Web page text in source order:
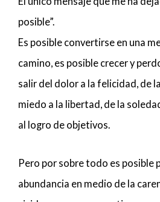
posible”.
Es posible convertirse en una
camino, es posible crecer y
salir del dolor a la felicidad, de
miedo a la libertad, de la
al logro de objetivos.
Pero por sobre todo es posible
abundancia en medio de la